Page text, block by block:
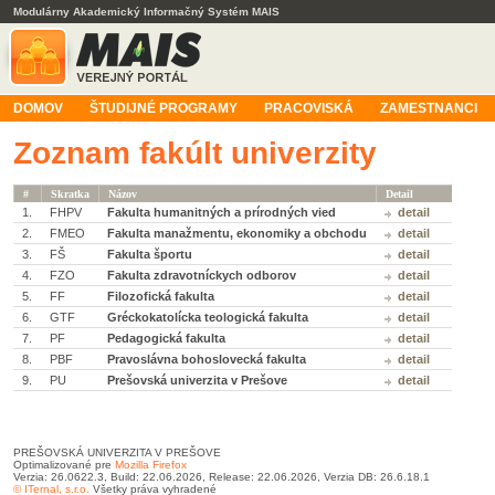
Modulárny Akademický Informačný Systém MAIS
DOMOV ŠTUDIJNÉ PROGRAMY PRACOVISKÁ ZAMESTNANCI
Zoznam fakúlt univerzity
# Skratka Názov Detail
1. FHPV Fakulta humanitných a prírodných vied
detail
2.
FMEO Fakulta manažmentu, ekonomiky a obchodu
detail
3.
FŠ Fakulta športu
detail
4.
FZO Fakulta zdravotníckych odborov
detail
5.
FF Filozofická fakulta
detail
6.
GTF Gréckokatolícka teologická fakulta
detail
7.
PF Pedagogická fakulta
detail
8.
PBF Pravoslávna bohoslovecká fakulta
detail
9.
PU Prešovská univerzita v Prešove detail
PREŠOVSKÁ UNIVERZITA V PREŠOVE
Optimalizované pre Mozilla Firefox
Verzia: 26.0622.3, Build: 22.06.2026, Release: 22.06.2026, Verzia DB: 26.6.18.1
© ITernal, s.r.o. Všetky práva vyhradené